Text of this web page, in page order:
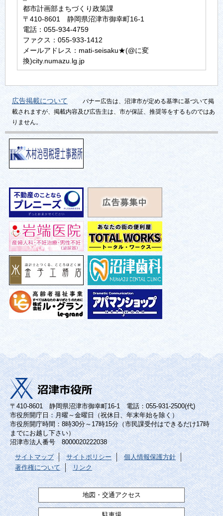
都市計画部まちづくり政策課
〒410-8601 静岡県沼津市御幸町16-1
電話：055-934-4759
ファクス：055-933-1412
メールアドレス：mati-seisaku★(@に変
換)city.numazu.lg.jp
広告掲載について
バナー広告は、沼津市が定める基準に基づいて掲
載されますが、掲載内容及び広告主は、市が保証、推奨等をするものではあ
りません。
〒410-8601 静岡県沼津市御幸町16-1 電話：055-931-2500(代)
市役所開庁日：月曜～金曜日（祝休日、年末年始を除く）
市役所開庁時間：8時30分～17時15分（市民課受付はできるだけ17時
までにお越し下さい）
沼津市法人番号 8000020222038
サイトマップ サイトポリシー
個人情報保護方針
著作権について
リンク
地図・交通アクセス